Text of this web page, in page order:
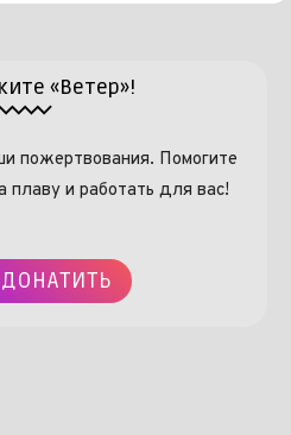
«Ветер»!
пожертвования. Помогите
плаву и работать для вас!